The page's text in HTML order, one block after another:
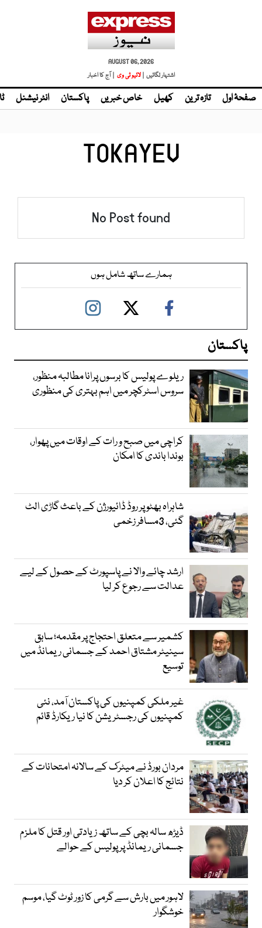
AUGUST 06, 2026
اشتہار لگائیں | لائیو ٹی وی | آج کا اخبار
صفحۂ اول تازہ ترین کھیل خاص خبریں پاکستان انٹر نیشنل
TOKAYEV
No Post found
ہمارے ساتھ شامل ہوں
پاکستان
ریلوے پولیس کا برسوں پرانا مطالبہ منظور،
سروس اسٹرکچر میں اہم بہتری کی منظوری
کراچی میں صبح و رات کے اوقات میں پھوار،
بوندا باندی کا امکان
شاہراہ بھٹو پر روڈ ڈائیورژن کے باعث گاڑی الٹ
گئی، 3مسافر زخمی
ارشد چائے والا نے پاسپورٹ کے حصول کے لیے
عدالت سے رجوع کر لیا
کشمیر سے متعلق احتجاج پر مقدمہ؛ سابق
سینیٹر مشتاق احمد کے جسمانی ریمانڈ میں
توسیع
غیر ملکی کمپنیوں کی پاکستان آمد، نئی
کمپنیوں کی رجسٹریشن کا نیا ریکارڈ قائم
مردان بورڈ نے میٹرک کے سالانہ امتحانات کے
نتائج کا اعلان کر دیا
ڈیڑھ سالہ بچی کے ساتھ زیادتی اور قتل کا ملزم
جسمانی ریمانڈ پر پولیس کے حوالے
لاہور میں بارش سے گرمی کا زور ٹوٹ گیا، موسم
خوشگوار